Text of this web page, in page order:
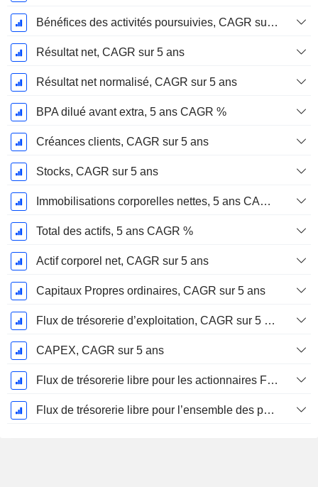
Bénéfices des activités poursuivies, CAGR sur 5 ans
Résultat net, CAGR sur 5 ans
Résultat net normalisé, CAGR sur 5 ans
BPA dilué avant extra, 5 ans CAGR %
Créances clients, CAGR sur 5 ans
Stocks, CAGR sur 5 ans
Immobilisations corporelles nettes, 5 ans CAGR %
Total des actifs, 5 ans CAGR %
Actif corporel net, CAGR sur 5 ans
Capitaux Propres ordinaires, CAGR sur 5 ans
Flux de trésorerie d’exploitation, CAGR sur 5 ans
CAPEX, CAGR sur 5 ans
Flux de trésorerie libre pour les actionnaires FCFE, CAGR sur 5 ans
Flux de trésorerie libre pour l’ensemble des pourvoyeurs de fonds (créanciers et actionnaires) FCFF, CAGR sur 5 ans